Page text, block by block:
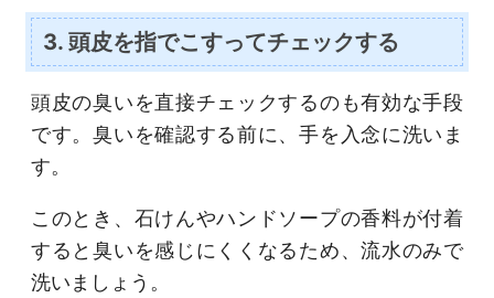
3. 頭皮を指でこすってチェックする
頭皮の臭いを直接チェックするのも有効な手段
です。臭いを確認する前に、手を入念に洗いま
す。
このとき、石けんやハンドソープの香料が付着
すると臭いを感じにくくなるため、流水のみで
洗いましょう。